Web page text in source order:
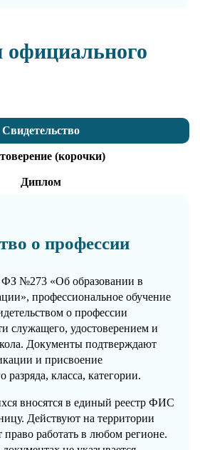
Свидетельство
(корочки)
Диплом
о профессии
ФЗ №273 «Об образовании в
профессиональное обучение
о профессии
служащего, удостоверением и
Документы подтверждают
и присвоение
класса, категории.
вносятся в единый реестр ФИС
Действуют на территории
работать в любом регионе.